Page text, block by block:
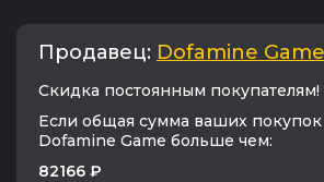
Продавец: Dofamine Game
Cкидка постоянным покупателям!
Если общая сумма ваших
Dofamine Game больше чем:
82166 ₽